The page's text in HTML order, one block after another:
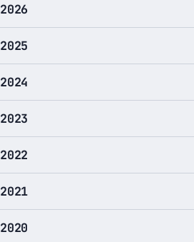
2026
2025
2024
2023
2022
2021
2020